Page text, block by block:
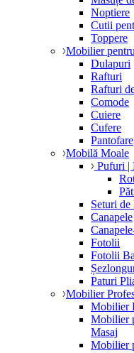
Noptiere
Cutii
Toppere
Mobilier
Dulapuri
Rafturi
Rafturi
Comode
Cuiere
Cufere
Pantofare
Mobilă Moale
Pufuri |
Seturi
Canapele
Fotolii
Fotolii
Paturi
Mobilier
Mobilier
Mobilier
Masaj
Mobilier